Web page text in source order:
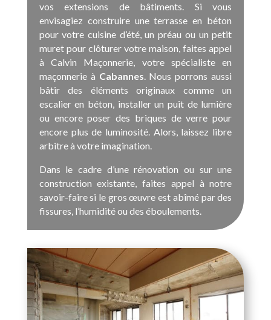
vos extensions de bâtiments. Si vous
envisagiez construire une terrasse en béton
pour votre cuisine d’été, un préau ou un petit
muret pour clôturer votre maison, faites appel
à Calvin Maçonnerie, votre spécialiste en
maçonnerie à Cabannes. Nous porrons aussi
bâtir des éléments originaux comme un
escalier en béton, installer un puit de lumière
ou encore poser des briques de verre pour
encore plus de luminosité. Alors, laissez libre
arbitre à votre imagination.
Dans le cadre d’une rénovation ou sur une
construction existante, faites appel à notre
savoir-faire si le gros œuvre est abîmé par des
fissures, l’humidité ou des éboulements.